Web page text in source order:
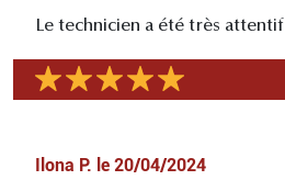
Le technicien a été très attentif
Ilona P. le 20/04/2024